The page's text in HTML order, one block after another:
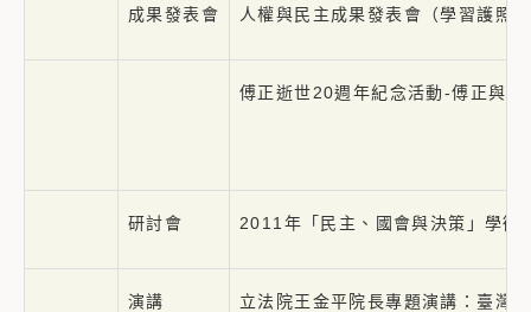
成果發表會 人權與民主成果發表會（學習護照
傅正逝世20週年紀念活動-傅正與
研討會 2011年「民主、國會與決策」學術
演講 立法院王金平院長專題演講：臺灣